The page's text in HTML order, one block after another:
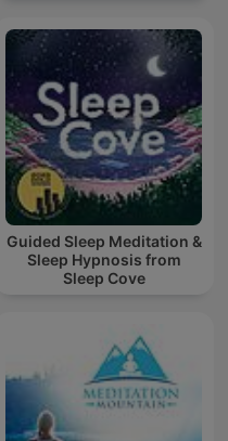
Guided Sleep Meditation &
Sleep Hypnosis from
Sleep Cove